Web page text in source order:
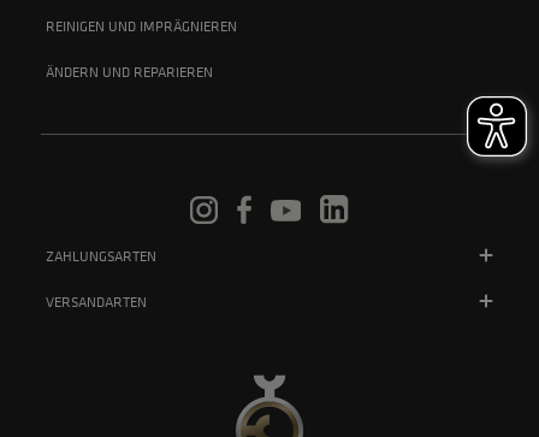
REINIGEN UND IMPRÄGNIEREN
ÄNDERN UND REPARIEREN
ZAHLUNGSARTEN
VERSANDARTEN